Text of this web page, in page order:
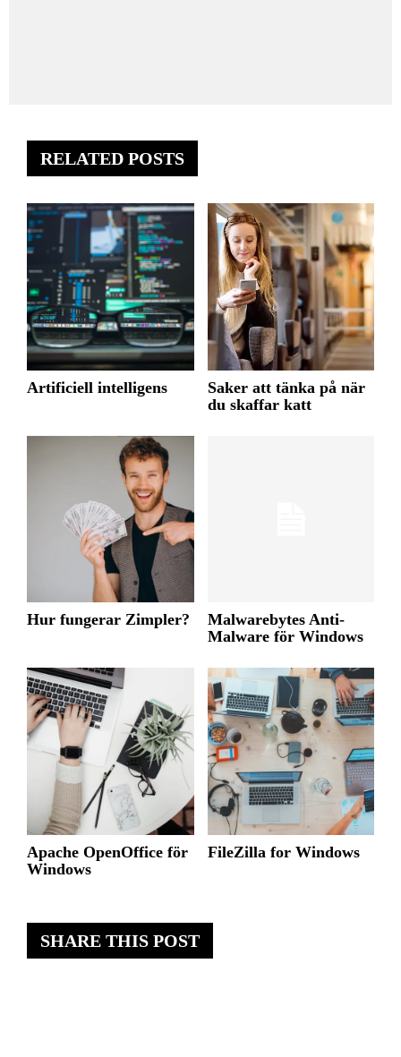
SHARE THIS POST
RELATED POSTS
Artificiell intelligens
Saker att tänka på när
du skaffar katt
Hur fungerar Zimpler?
Malwarebytes Anti-
Malware för Windows
Apache OpenOffice för
Windows
FileZilla for Windows